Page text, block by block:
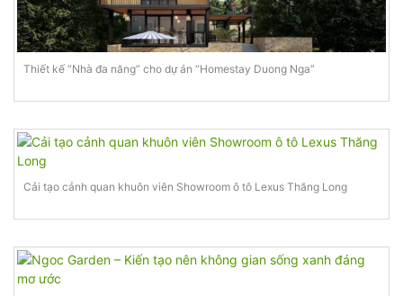
Thiết kế “Nhà đa năng” cho dự án “Homestay Duong Nga”
Cải tạo cảnh quan khuôn viên Showroom ô tô Lexus Thăng Long